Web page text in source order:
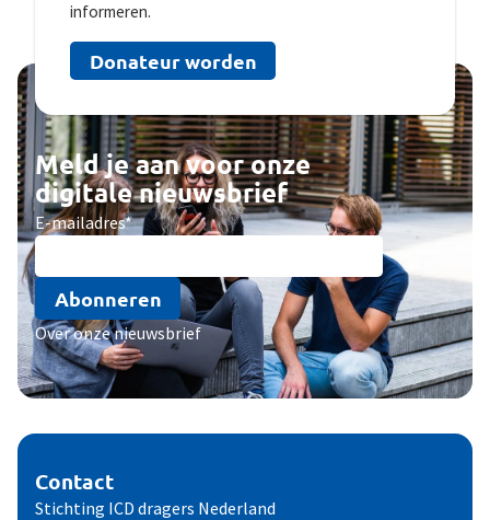
Meld je aan voor onze
digitale nieuwsbrief
E-mailadres*
Abonneren
Over onze nieuwsbrief
informeren.
Donateur worden
Contact
Stichting ICD dragers Nederland